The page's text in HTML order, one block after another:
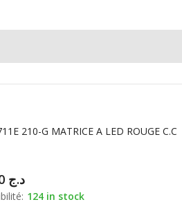
210-G MATRICE A LED ROUGE C.C
د.ج
124 in stock